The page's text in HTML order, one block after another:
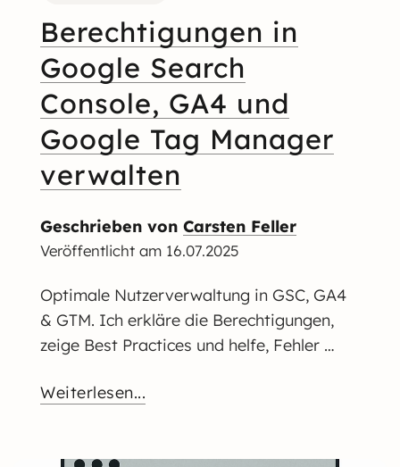
Berechtigungen in
Google Search
Console, GA4 und
Google Tag Manager
verwalten
Geschrieben von Carsten Feller
Veröffentlicht am 16.07.2025
Optimale Nutzerverwaltung in GSC, GA4
& GTM. Ich erkläre die Berechtigungen,
zeige Best Practices und helfe, Fehler …
Weiterlesen...